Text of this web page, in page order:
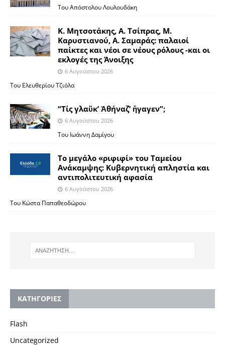
Του Απόστολου Λουλουδάκη
Κ. Μητσοτάκης, Α. Τσίπρας, Μ.
Καρυστιανού, Α. Σαμαράς: παλαιοί
παίκτες και νέοι σε νέους ρόλους -και οι
εκλογές της Άνοιξης
6 Αυγούστου 2026
Του Ελευθερίου Τζιόλα
“Τίς γλαῦκ’ Ἀθήναζ’ ἤγαγεν”;
6 Αυγούστου 2026
Του Ιωάννη Δαμίγου
Το μεγάλο «ριφιφί» του Ταμείου
Ανάκαμψης: Κυβερνητική απληστία και
αντιπολιτευτική αφασία
6 Αυγούστου 2026
Του Κώστα Παπαθεοδώρου
KΑΤΗΓΟΡΙΕΣ
Flash
Uncategorized